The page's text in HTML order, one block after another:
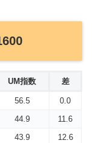
UM指数 差
56.5
0.0
44.9
11.6
43.9
12.6